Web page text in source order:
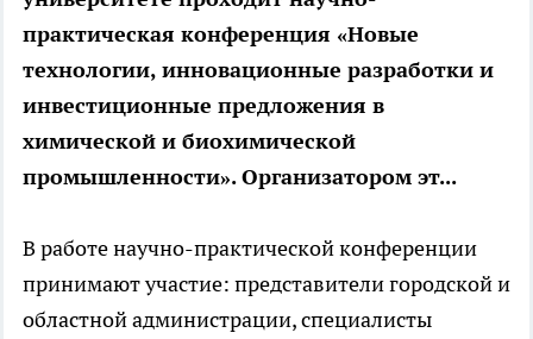
практическая конференция «Новые
технологии, инновационные разработки и
инвестиционные предложения в
химической и биохимической
промышленности». Организатором эт...
В работе научно-практической конференции
принимают участие: представители городской и
областной администрации, специалисты